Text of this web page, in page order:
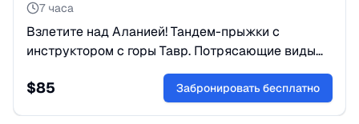
7 часа
Взлетите над Аланией! Тандем-прыжки с
инструктором с горы Тавр. Потрясающие виды
на море и крепость. Безопасно, ярко,
незабываемо. Бронируйте!
$85 Забронировать бесплатно